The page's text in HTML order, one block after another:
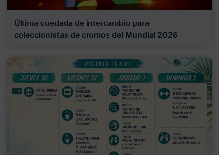
Última quedada de intercambio para
coleccionistas de cromos del Mundial 2026